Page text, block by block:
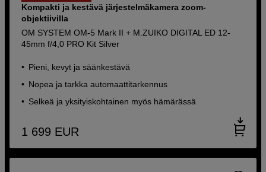
Kompakti ja kestävä järjestelmäkamera zoom-
objektiivilla
OM SYSTEM OM-5 Mark II + M.ZUIKO DIGITAL ED 12-
45mm f/4,0 PRO Kit Silver
Pieni, kevyt ja säänkestävä
Nopea ja tarkka automaattitarkennus
Selkeä ja yksityiskohtainen myös hämärässä
1 699 EUR